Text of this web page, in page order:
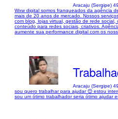
Aracaju (Sergipe)
Wxw digital somos franqueados da agência
mais de 20 anos de mercado. Nossos
com blog, lojas virtual, gestão de rede
conteúdo para redes sociais, criativos.
aumente sua performance digital com os
Aracaju (Sergipe)
sou quero trabalhar para ajudar 😊 estou
sou um ótimo trabalhador seria ótimo ajudar